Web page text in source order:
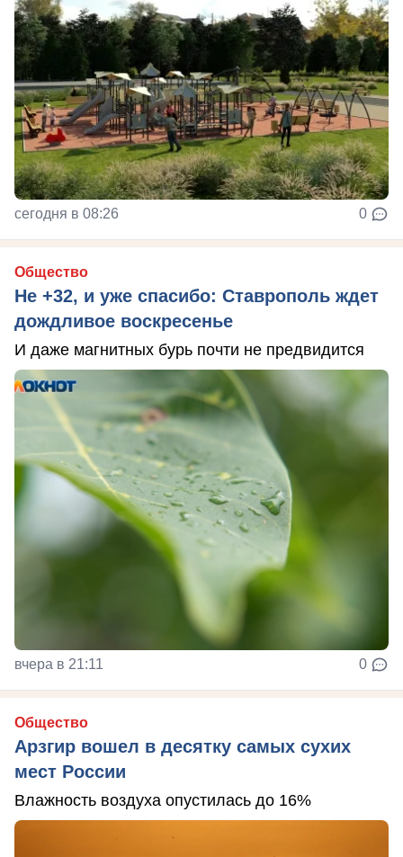
сегодня в 08:26 0
Общество
Не +32, и уже спасибо: Ставрополь ждет
дождливое воскресенье
И даже магнитных бурь почти не предвидится
вчера в 21:11 0
Общество
Арзгир вошел в десятку самых сухих
мест России
Влажность воздуха опустилась до 16%